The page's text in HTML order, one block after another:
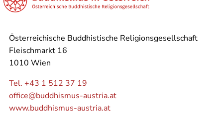
Österreichische Buddhistische Religionsgesellschaft
Fleischmarkt 16
1010 Wien
Tel. +43 1 512 37 19
office@buddhismus-austria.at
www.buddhismus-austria.at